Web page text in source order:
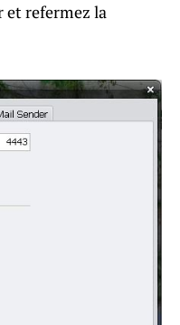
et refermez la